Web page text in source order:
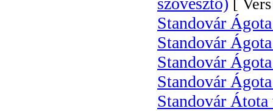
[
Standovár
Standovár
Standovár
Standovár
Standovár Átota